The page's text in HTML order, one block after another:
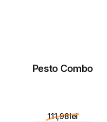
Pesto Combo
111,98 lei